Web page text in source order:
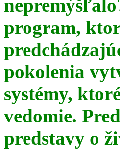
program,
pokolenia
systémy,
vedomie.
predstavy o